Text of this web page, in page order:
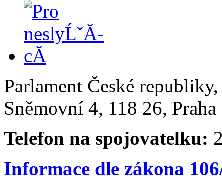
Parlament České
Sněmovní 4, 118 26,
Telefon na spojovatelku:
Informace dle zákona